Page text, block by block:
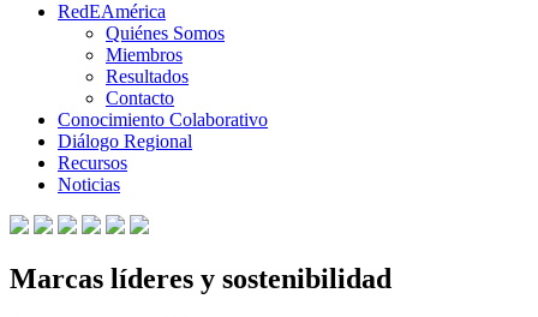
RedEAmérica
Quiénes Somos
Miembros
Resultados
Contacto
Conocimiento Colaborativo
Diálogo Regional
Recursos
Noticias
Marcas líderes y sostenibilidad